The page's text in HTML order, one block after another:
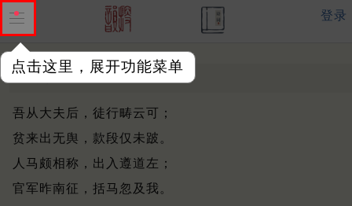
点击这里，展开功能菜单
登录
失马 明末清初 ·卢若腾
吾从大夫后，徒行畴云可；
贫来出无舆，款段仅未跛。
人马颇相称，出入遵道左；
官军昨南征，括马忽及我。